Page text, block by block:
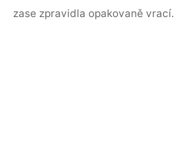
zase zpravidla opakovaně vrací.